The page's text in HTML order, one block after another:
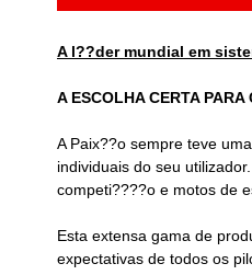
A l??der mundial em
A ESCOLHA CERTA
A Paix??o sempre teve
individuais do seu
competi????o e motos de
Esta extensa gama de
expectativas de todos os